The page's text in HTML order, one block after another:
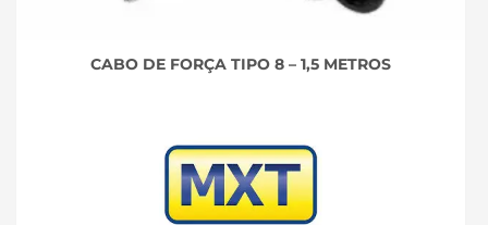
CABO DE FORÇA TIPO 8 – 1,5 METROS